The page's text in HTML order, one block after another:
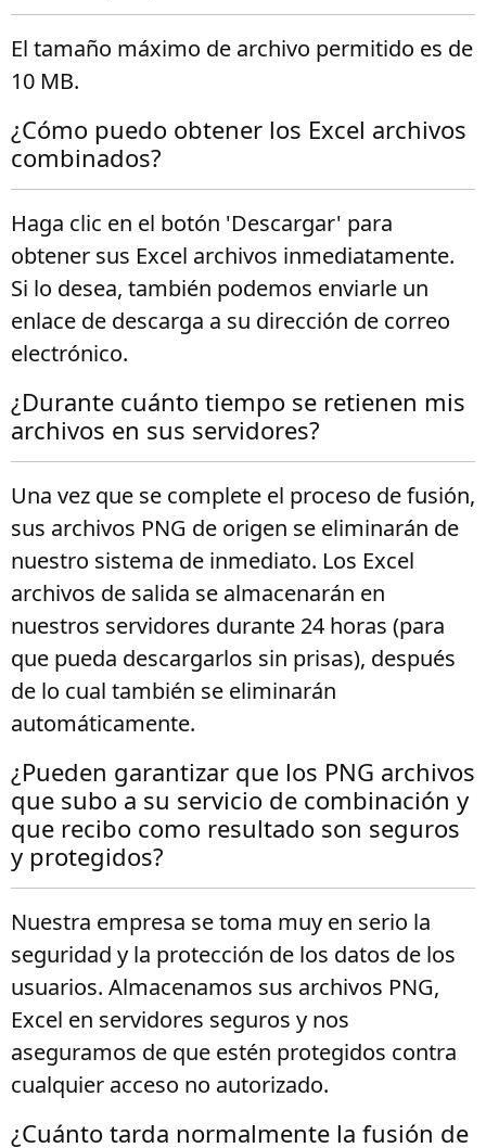
El tamaño máximo de archivo permitido es de
10 MB.
¿Cómo puedo obtener los Excel archivos
combinados?
Haga clic en el botón 'Descargar' para
obtener sus Excel archivos inmediatamente.
Si lo desea, también podemos enviarle un
enlace de descarga a su dirección de correo
electrónico.
¿Durante cuánto tiempo se retienen mis
archivos en sus servidores?
Una vez que se complete el proceso de fusión,
sus archivos PNG de origen se eliminarán de
nuestro sistema de inmediato. Los Excel
archivos de salida se almacenarán en
nuestros servidores durante 24 horas (para
que pueda descargarlos sin prisas), después
de lo cual también se eliminarán
automáticamente.
¿Pueden garantizar que los PNG archivos
que subo a su servicio de combinación y
que recibo como resultado son seguros
y protegidos?
Nuestra empresa se toma muy en serio la
seguridad y la protección de los datos de los
usuarios. Almacenamos sus archivos PNG,
Excel en servidores seguros y nos
aseguramos de que estén protegidos contra
cualquier acceso no autorizado.
¿Cuánto tarda normalmente la fusión de